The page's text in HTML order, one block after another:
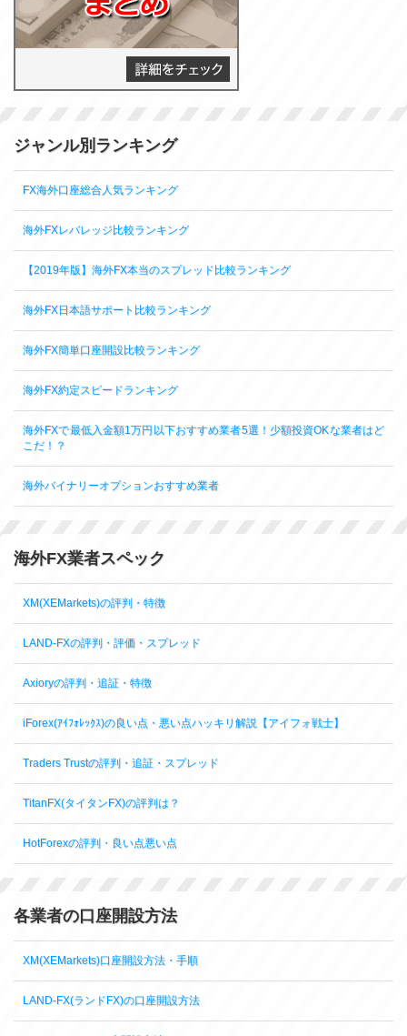
ジャンル別ランキング
FX海外口座総合人気ランキング
海外FXレバレッジ比較ランキング
【2019年版】海外FX本当のスプレッド比較ランキング
海外FX日本語サポート比較ランキング
海外FX簡単口座開設比較ランキング
海外FX約定スピードランキング
海外FXで最低入金額1万円以下おすすめ業者5選！少額投資OKな業者はど
こだ！？
海外バイナリーオプションおすすめ業者
海外FX業者スペック
XM(XEMarkets)の評判・特徴
LAND-FXの評判・評価・スプレッド
Axioryの評判・追証・特徴
iForex(ｱｲﾌｫﾚｯｸｽ)の良い点・悪い点ハッキリ解説【アイフォ戦士】
Traders Trustの評判・追証・スプレッド
TitanFX(タイタンFX)の評判は？
HotForexの評判・良い点悪い点
各業者の口座開設方法
XM(XEMarkets)口座開設方法・手順
LAND-FX(ランドFX)の口座開設方法